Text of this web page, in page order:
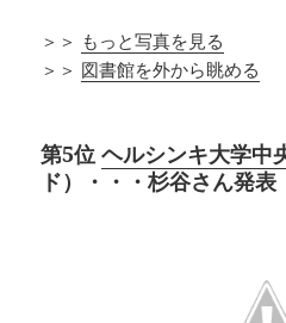
＞＞ もっと写真を見る
＞＞ 図書館を外から眺める
第5位ヘルシンキ大学中
ド）・・・杉谷さん発表